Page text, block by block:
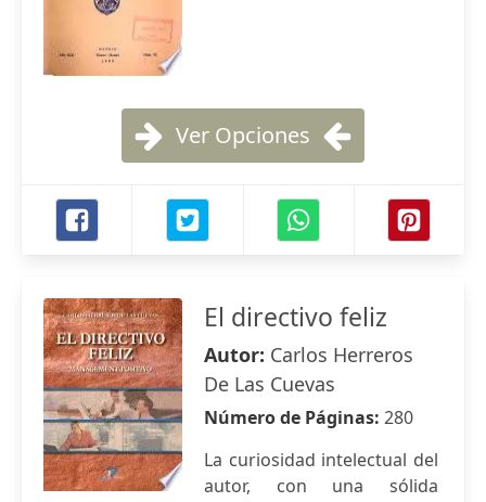
Ver Opciones
El directivo feliz
Autor: Carlos Herreros
De Las Cuevas
Número de Páginas: 280
La curiosidad intelectual del
autor, con una sólida